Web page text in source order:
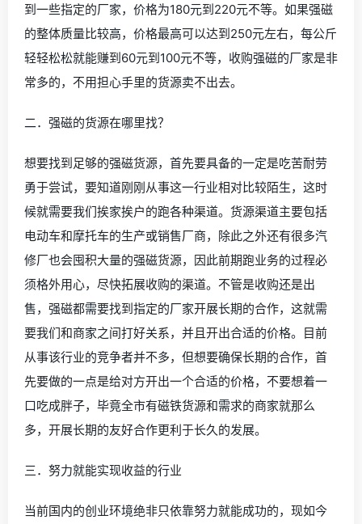
到一些指定的厂家，价格为180元到220元不等。如果强磁
的整体质量比较高，价格最高可以达到250元左右，每公斤
轻轻松松就能赚到60元到100元不等，收购强磁的厂家是非
常多的，不用担心手里的货源卖不出去。
二．强磁的货源在哪里找？
想要找到足够的强磁货源，首先要具备的一定是吃苦耐劳
勇于尝试，要知道刚刚从事这一行业相对比较陌生，这时
候就需要我们挨家挨户的跑各种渠道。货源渠道主要包括
电动车和摩托车的生产或销售厂商，除此之外还有很多汽
修厂也会囤积大量的强磁货源，因此前期跑业务的过程必
须格外用心，尽快拓展收购的渠道。不管是收购还是出
售，强磁都需要找到指定的厂家开展长期的合作，这就需
要我们和商家之间打好关系，并且开出合适的价格。目前
从事该行业的竞争者并不多，但想要确保长期的合作，首
先要做的一点是给对方开出一个合适的价格，不要想着一
口吃成胖子，毕竟全市有磁铁货源和需求的商家就那么
多，开展长期的友好合作更利于长久的发展。
三．努力就能实现收益的行业
当前国内的创业环境绝非只依靠努力就能成功的，现如今